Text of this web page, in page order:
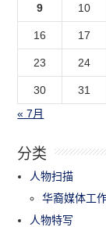
9 10
16 17
23 24
30
31
« 7月
分类
人物扫描
华裔媒体工
人物特写